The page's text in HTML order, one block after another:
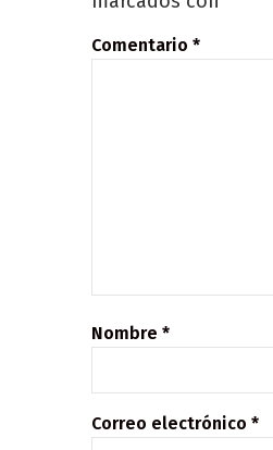
Comentario *
Nombre *
Correo electrónico *